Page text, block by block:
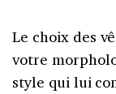
Le choix des
votre
style qui lui